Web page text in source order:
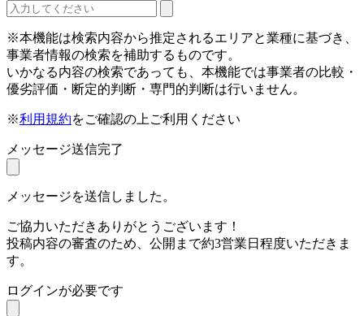
※本機能は検索内容から推定されるエリアと業種に基づき、
事業者情報の検索を補助するものです。
いかなる内容の検索であっても、本機能では事業者の比較・
優劣評価・断定的判断・専門的判断は行いません。
※利用規約をご確認の上ご利用ください
メッセージ送信完了
メッセージを送信しました。
ご協力いただきありがとうございます！
投稿内容の審査のため、公開まで約3営業日程度いただきま
す。
ログインが必要です